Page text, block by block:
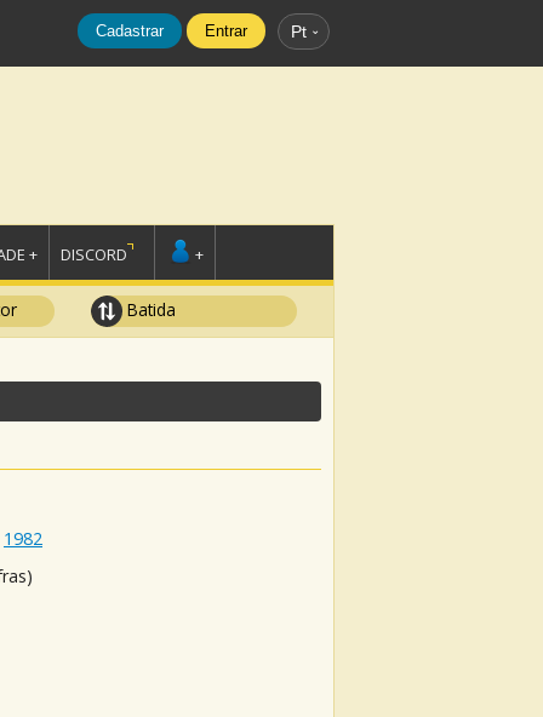
Cadastrar Entrar Pt
+ DISCORD +
Batida
1982